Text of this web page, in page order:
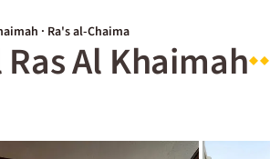
· Ra's al-Chaima
Al Khaimah